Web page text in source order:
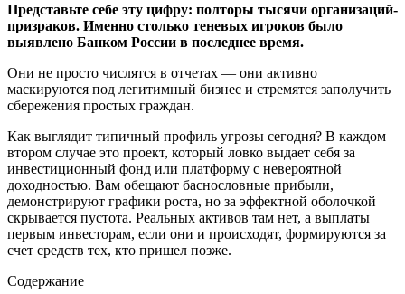
Представьте себе эту цифру: полторы тысячи организаций-
призраков. Именно столько теневых игроков было
выявлено Банком России в последнее время.
Они не просто числятся в отчетах — они активно
маскируются под легитимный бизнес и стремятся заполучить
сбережения простых граждан.
Как выглядит типичный профиль угрозы сегодня? В каждом
втором случае это проект, который ловко выдает себя за
инвестиционный фонд или платформу с невероятной
доходностью. Вам обещают баснословные прибыли,
демонстрируют графики роста, но за эффектной оболочкой
скрывается пустота. Реальных активов там нет, а выплаты
первым инвесторам, если они и происходят, формируются за
счет средств тех, кто пришел позже.
Содержание